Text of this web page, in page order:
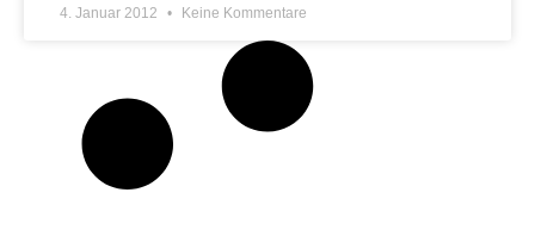
4. Januar 2012 Keine Kommentare